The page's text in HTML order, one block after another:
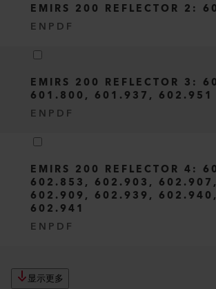
EMIRS 200 REFLECTOR 2:
EN PDF
EMIRS 200 REFLECTOR 3:
601.800, 601.937, 602.951
EN PDF
EMIRS 200 REFLECTOR 4:
602.853, 602.903, 602.907,
602.909, 602.939, 602.940,
602.941
EN PDF
显示更多